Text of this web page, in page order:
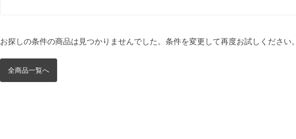
お探しの条件の商品は見つかりませんでした。条件を変更して再度お試しください。
全商品一覧へ